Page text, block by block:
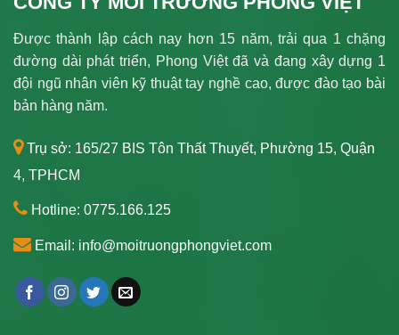
Được thành lập cách nay hơn 15 năm, trải qua 1 chặng
đường dài phát triển, Phong Việt đã và đang xây dựng 1
đội ngũ nhân viên kỹ thuật tay nghề cao, được đào tạo bài
bản hàng năm.
Trụ sở: 165/27 BIS Tôn Thất Thuyết, Phường 15, Quận
4, TPHCM
Hotline: 0775.166.125
Email: info@moitruongphongviet.com